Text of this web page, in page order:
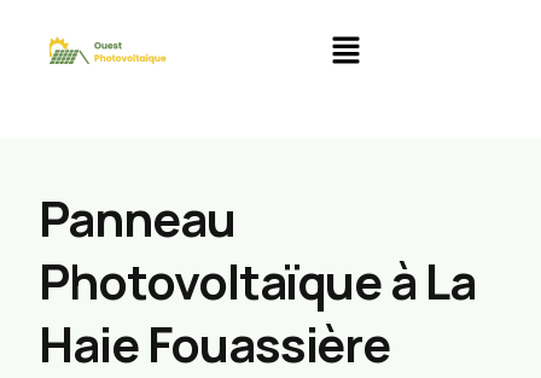
Panneau
Photovoltaïque à La
Haie Fouassière